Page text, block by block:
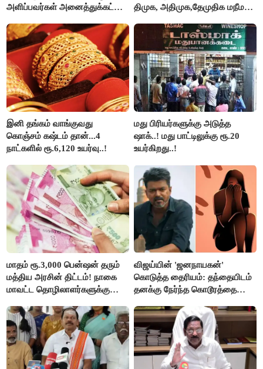
அளிப்பவர்கள் அனைத்துக்கட்சி
பங்கேற்பார்கள் - மாணிக்கம்
தாகூர்..!!
திமுக, அதிமுக,தேமுதிக மநீம
இனி தங்கம் வாங்குவது
கொஞ்சம் கஷ்டம் தான்...4
நாட்களில் ரூ.6,120 உயர்வு..!
மது பிரியர்களுக்கு அடுத்த
ஷாக்..! மது பாட்டிலுக்கு ரூ.20
உயர்கிறது..!
மாதம் ரூ.3,000 பென்ஷன் தரும்
மத்திய அரசின் திட்டம்! நாகை
மாவட்ட தொழிலாளர்களுக்கு
செய்தி!
விஜய்யின் 'ஜனநாயகன்'
கொடுத்த தைரியம்: தந்தையிடம்
தனக்கு நேர்ந்த கொடூரத்தை